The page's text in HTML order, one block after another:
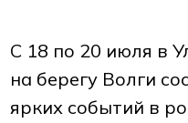
С 18 по 20 июля в
на берегу Волги
ярких событий в